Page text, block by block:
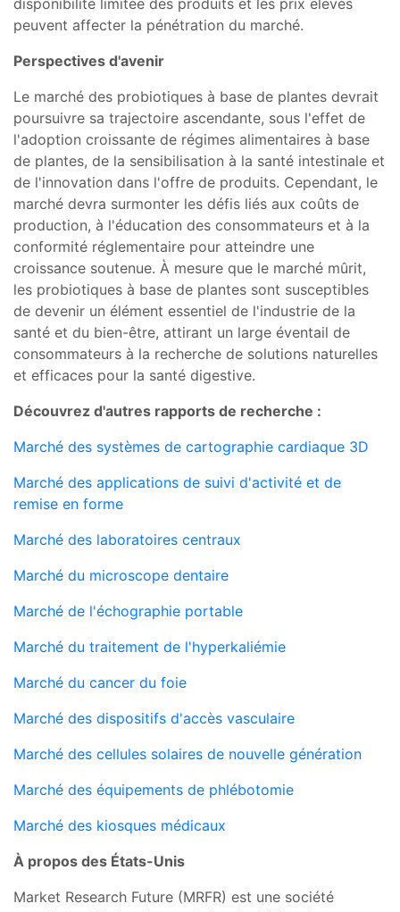
peuvent affecter la pénétration du marché.
Perspectives d'avenir
Le marché des probiotiques à base de plantes devrait
poursuivre sa trajectoire ascendante, sous l'effet de
l'adoption croissante de régimes alimentaires à base
de plantes, de la sensibilisation à la santé intestinale et
de l'innovation dans l'offre de produits. Cependant, le
marché devra surmonter les défis liés aux coûts de
production, à l'éducation des consommateurs et à la
conformité réglementaire pour atteindre une
croissance soutenue. À mesure que le marché mûrit,
les probiotiques à base de plantes sont susceptibles
de devenir un élément essentiel de l'industrie de la
santé et du bien-être, attirant un large éventail de
consommateurs à la recherche de solutions naturelles
et efficaces pour la santé digestive.
Découvrez d'autres rapports de recherche :
Marché des systèmes de cartographie cardiaque 3D
Marché des applications de suivi d'activité et de
remise en forme
Marché des laboratoires centraux
Marché du microscope dentaire
Marché de l'échographie portable
Marché du traitement de l'hyperkaliémie
Marché du cancer du foie
Marché des dispositifs d'accès vasculaire
Marché des cellules solaires de nouvelle génération
Marché des équipements de phlébotomie
Marché des kiosques médicaux
À propos des États-Unis
Market Research Future (MRFR) est une société